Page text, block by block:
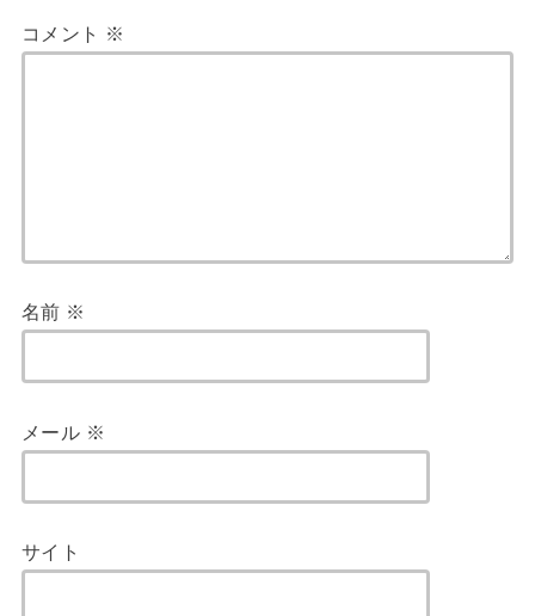
コメント ※
名前 ※
メール ※
サイト